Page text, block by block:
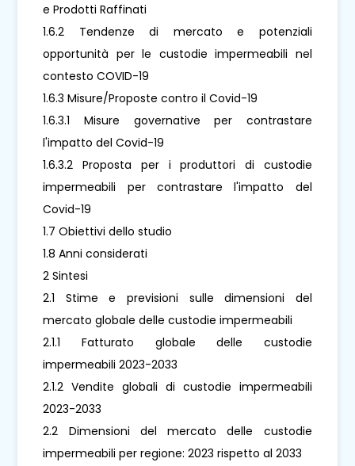
e Prodotti Raffinati
1.6.2 Tendenze di mercato e potenziali
opportunità per le custodie impermeabili nel
contesto COVID-19
1.6.3 Misure/Proposte contro il Covid-19
1.6.3.1 Misure governative per contrastare
l'impatto del Covid-19
1.6.3.2 Proposta per i produttori di custodie
impermeabili per contrastare l'impatto del
Covid-19
1.7 Obiettivi dello studio
1.8 Anni considerati
2 Sintesi
2.1 Stime e previsioni sulle dimensioni del
mercato globale delle custodie impermeabili
2.1.1 Fatturato globale delle custodie
impermeabili 2023-2033
2.1.2 Vendite globali di custodie impermeabili
2023-2033
2.2 Dimensioni del mercato delle custodie
impermeabili per regione: 2023 rispetto al 2033